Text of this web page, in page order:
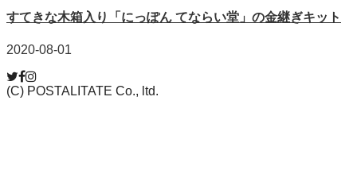
すてきな木箱入り「にっぽん てならい堂」の金継ぎキット
2020-08-01
(C) POSTALITATE Co., ltd.